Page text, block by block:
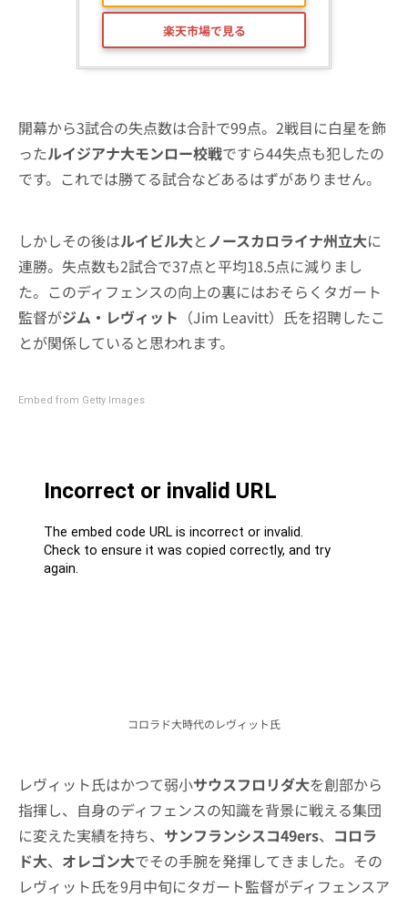
楽天市場で見る
開幕から3試合の失点数は合計で99点。2戦目に白星を飾
ったルイジアナ大モンロー校戦ですら44失点も犯したの
です。これでは勝てる試合などあるはずがありません。
しかしその後はルイビル大とノースカロライナ州立大に
連勝。失点数も2試合で37点と平均18.5点に減りまし
た。このディフェンスの向上の裏にはおそらくタガート
監督がジム・レヴィット （Jim Leavitt）氏を招聘したこ
とが関係していると思われます。
Embed from Getty Images
コロラド大時代のレヴィット氏
レヴィット氏はかつて弱小サウスフロリダ大を創部から
指揮し、自身のディフェンスの知識を背景に戦える集団
に変えた実績を持ち、 サンフランシスコ49ers、 コロラ
ド大、 オレゴン大でその手腕を発揮してきました。その
レヴィット氏を9月中旬にタガート監督がディフェンスア